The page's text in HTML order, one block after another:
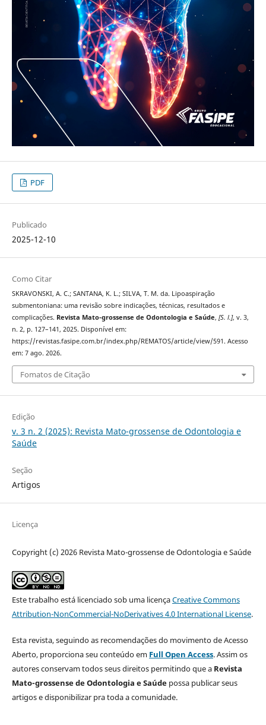
PDF
Publicado
2025-12-10
Como Citar
SKRAVONSKI, A. C.; SANTANA, K. L.; SILVA, T. M. da. Lipoaspiração
submentoniana: uma revisão sobre indicações, técnicas, resultados e
complicações. Revista Mato-grossense de Odontologia e Saúde, [S. l.], v. 3,
n. 2, p. 127–141, 2025. Disponível em:
https://revistas.fasipe.com.br/index.php/REMATOS/article/view/591. Acesso
em: 7 ago. 2026.
Fomatos de Citação
Edição
v. 3 n. 2 (2025): Revista Mato-grossense de Odontologia e
Saúde
Seção
Artigos
Licença
Copyright (c) 2026 Revista Mato-grossense de Odontologia e Saúde
Este trabalho está licenciado sob uma licençaCreative Commons
Attribution-NonCommercial-NoDerivatives 4.0 International License.
Esta revista, seguindo as recomendações do movimento de Acesso
Aberto, proporciona seu conteúdo em Full Open Access. Assim os
autores conservam todos seus direitos permitindo que a Revista
Mato-grossense de Odontologia e Saúdepossa publicar seus
artigos e disponibilizar pra toda a comunidade.